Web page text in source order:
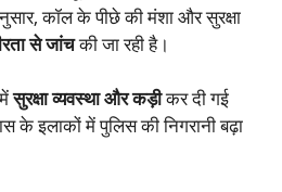
कॉल के पीछे की मंशा और सुरक्षा
से जांचकी जा रही है।
सुरक्षा व्यवस्था और कड़ीकर दी गई
के इलाकों में पुलिस की निगरानी बढ़ा